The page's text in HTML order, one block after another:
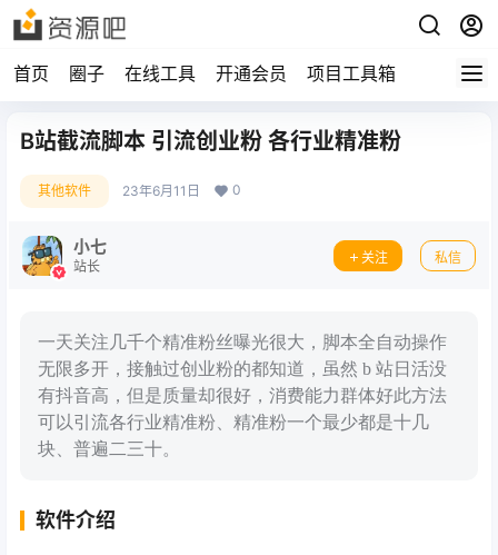
首页 圈子 在线工具 开通会员 项目工具箱
B站截流脚本 引流创业粉 各行业精准粉
其他软件 23年6月11日 0
小七
站长
关注 私信
一天关注几千个精准粉丝曝光很大，脚本全自动操作
无限多开，接触过创业粉的都知道，虽然 b 站日活没
有抖音高，但是质量却很好，消费能力群体好此方法
可以引流各行业精准粉、精准粉一个最少都是十几
块、普遍二三十。
软件介绍